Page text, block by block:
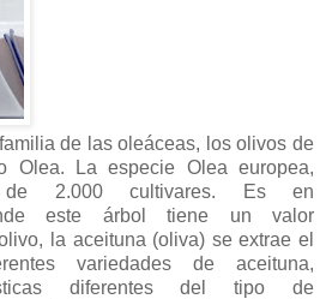
de las oleáceas, los olivos de
Olea. La especie Olea europea,
2.000 cultivares. Es en
este árbol tiene un valor
la aceituna (oliva) se extrae el
variedades de aceituna,
diferentes del tipo de